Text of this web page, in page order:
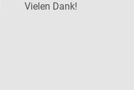
Vielen Dank!